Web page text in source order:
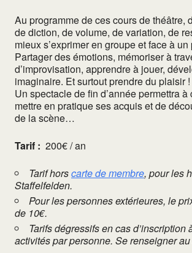
Au programme de ces cours de théâtre,
de diction, de volume, de variation, de
mieux s’exprimer en groupe et face à un
Partager des émotions, mémoriser à
d’improvisation, apprendre à jouer,
imaginaire. Et surtout prendre du plaisir !
Un spectacle de fin d’année permettra
mettre en pratique ses acquis et de
de la scène…
Tarif : 200€ / an
Tarif horscarte de membre, pour les
Staffelfelden.
Pour les personnes extérieures, le
de 10€.
Tarifs dégressifs en cas d’inscription
activités par personne. Se renseigner